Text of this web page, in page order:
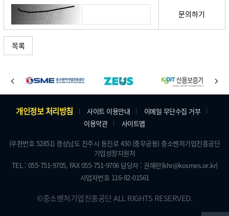
문의하기
목록
로 이
전
다
음
개인정보 처리방침 사이트 이용안내
이메일 무단수집 거부
이용약관
사이트맵
(우편번호 52851) 경상남도 진주시 동진로 430 (충무공동) 중소벤처기업진흥공단
기업성장지원처
TEL : 055-751-9705, FAX 055-751-9706 담당자 : 권해란(khr@kosmes.or.kr)
사업자번호 116-82-01561
©중소벤처기업진흥공단ALL RIGHTS RESERVED.